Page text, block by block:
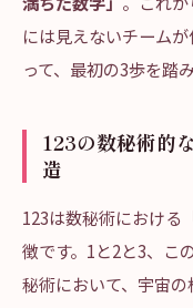
には見えないチーム
って、最初の3歩を踏
123の数秘術的
造
123は数秘術における
徴です。1と2と3、こ
秘術において、宇宙